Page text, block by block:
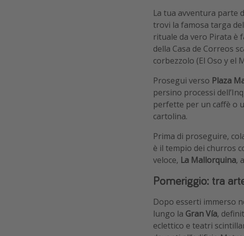
La tua avventura parte
trovi la famosa targa
rituale da vero Pirata è
della Casa de Correos
corbezzolo (El Oso y el
Prosegui verso Plaza
persino processi
perfette per un caffè o
cartolina.
Prima di proseguire,
è il tempio dei churros
veloce, La Mallorquina,
Pomeriggio: tra
Dopo esserti immerso
lungo la Gran Vía,
eclettico e teatri